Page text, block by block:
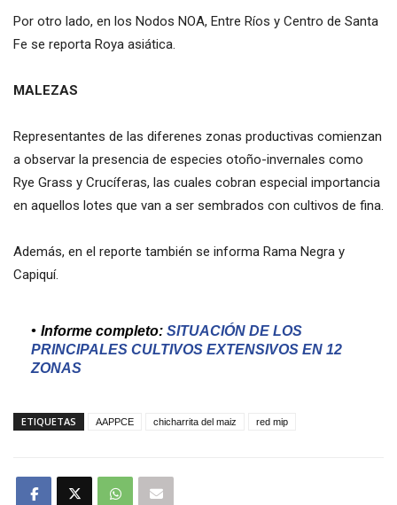
Por otro lado, en los Nodos NOA, Entre Ríos y Centro de Santa
Fe se reporta Roya asiática.
MALEZAS
Representantes de las diferenes zonas productivas comienzan
a observar la presencia de especies otoño-invernales como
Rye Grass y Crucíferas, las cuales cobran especial importancia
en aquellos lotes que van a ser sembrados con cultivos de fina.
Además, en el reporte también se informa Rama Negra y
Capiquí.
Informe completo: SITUACIÓN DE LOS
PRINCIPALES CULTIVOS EXTENSIVOS EN 12
ZONAS
ETIQUETAS AAPPCE chicharrita del maiz red mip